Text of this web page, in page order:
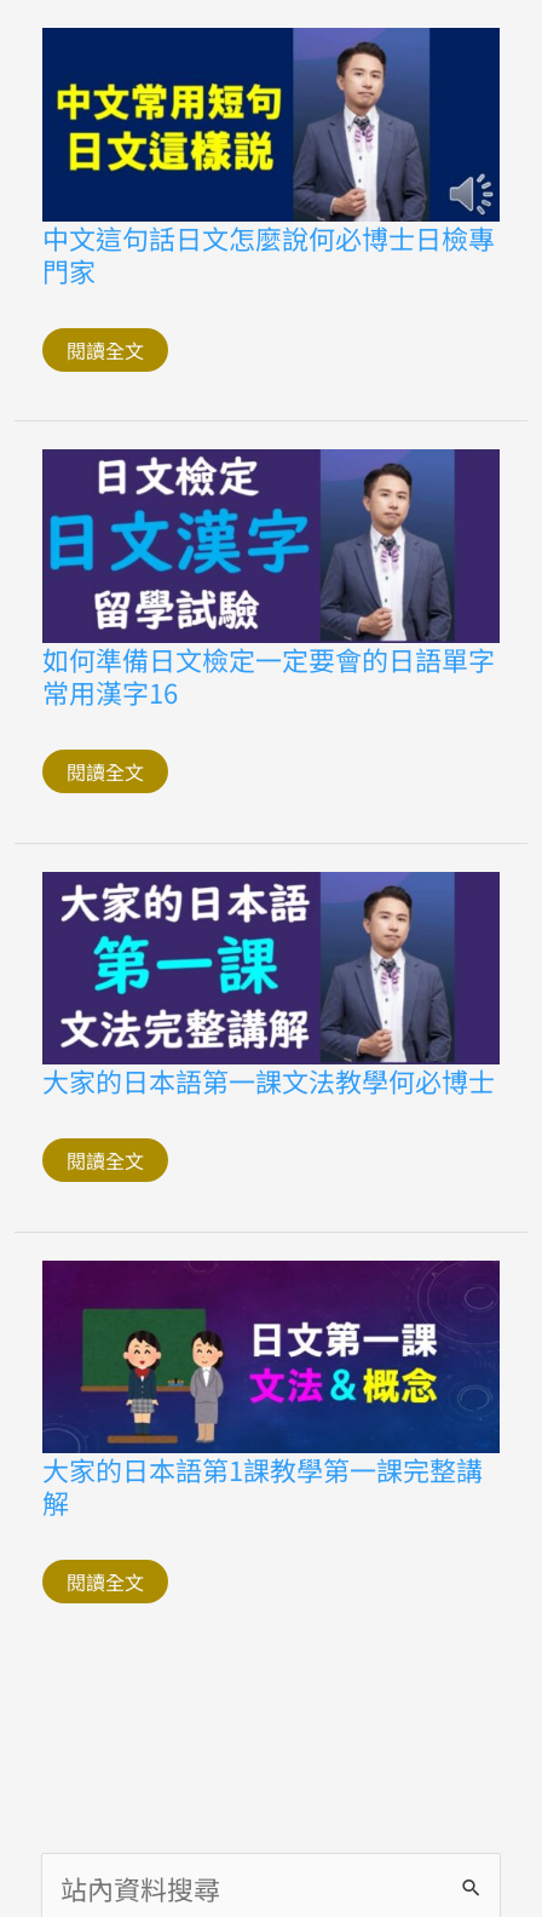
日
動
助
動
詞
「れ
る・
れ
る」
完
整
日
文
檢
專
家
博
士
中文這句話日文怎麼說何必博士日檢專
門家
中
文
這
句
日
文
怎
何
必
檢
專
門
家
閱讀全文
如何準備日文檢定一定要會的日語單字
常用漢字16
如
何
準
備
文
檢
定
要
會
的
日
語
漢
字
16
閱讀全文
大家的日本語第一課文法教學何必博士
大
家
日
本
語
第
課
法
學
士
閱讀全文
大家的日本語第1課教學第一課完整講
解
大
家
的
日
語
第
1
閱讀全文